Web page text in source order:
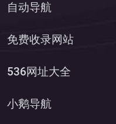
自动导航
免费收录网站
536网址大全
小鹅导航